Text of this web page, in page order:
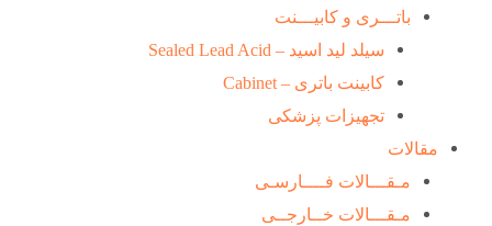
باتـــری و کابیـــنت
سیلد لید اسید – Sealed Lead Acid
کابینت باتری – Cabinet
تجهیزات پزشکی
مقالات
مـقـــالات فــــارسـی
مـقـــالات خــارجــی